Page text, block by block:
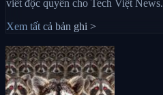
viết độc quyền cho Tech Việt News.
Xem tất cả bản ghi >